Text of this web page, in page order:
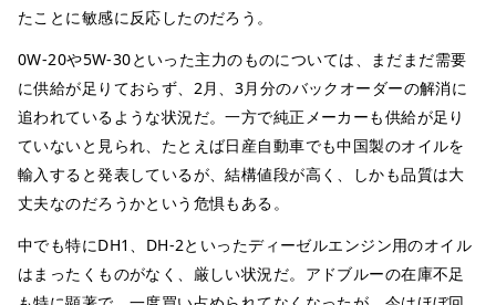
たことに敏感に反応したのだろう。
0W-20や5W-30といった主力のものについては、まだまだ需要
に供給が足りておらず、2月、3月分のバックオーダーの解消に
追われているような状況だ。一方で純正メーカーも供給が足り
ていないと見られ、たとえば日産自動車でも中国製のオイルを
輸入すると発表しているが、結構値段が高く、しかも品質は大
丈夫なのだろうかという危惧もある。
中でも特にDH1、DH-2といったディーゼルエンジン用のオイル
はまったくものがなく、厳しい状況だ。アドブルーの在庫不足